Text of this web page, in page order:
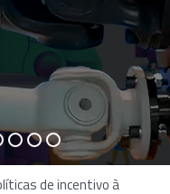
de peças e
crucial para empresas
componentes
reduz custos,
de incentivo à